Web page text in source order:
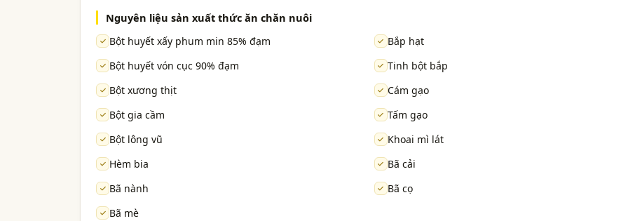
Nguyên liệu sản xuất thức ăn chăn nuôi
Bột huyết xấy phum min 85% đạm
Bắp hạt
Bột huyết vón cục 90% đạm
Tinh bột bắp
Bột xương thịt
Cám gạo
Bột gia cầm
Tấm gạo
Bột lông vũ
Khoai mì lát
Hèm bia
Bã cải
Bã nành
Bã cọ
Bã mè